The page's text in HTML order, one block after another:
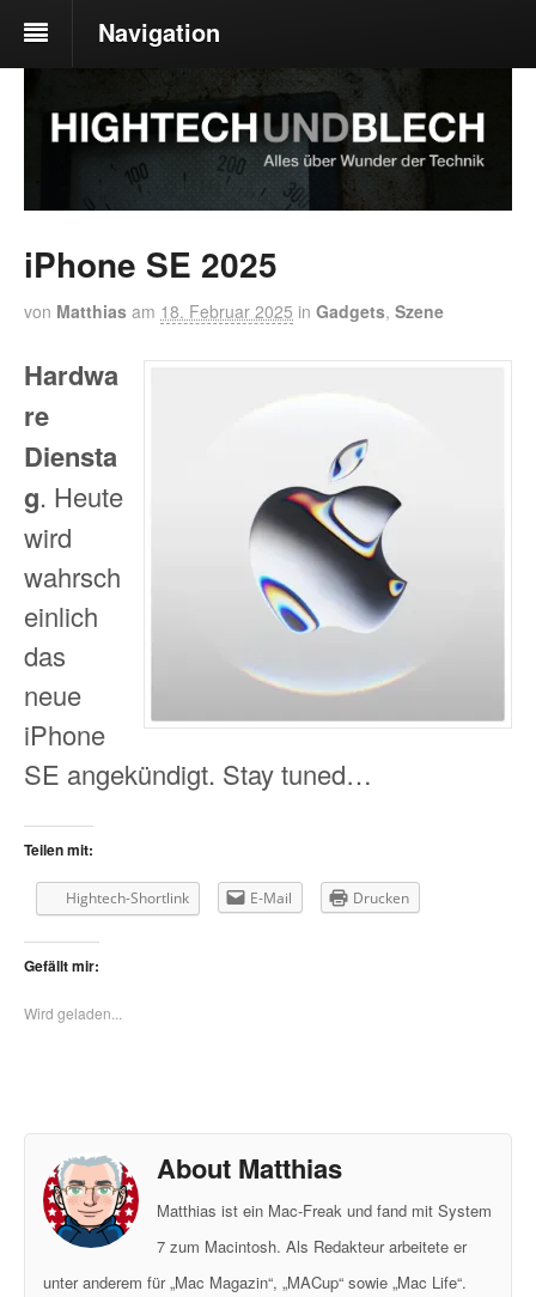
Navigation
iPhone SE 2025
von Matthias am 18. Februar 2025 in Gadgets, Szene
Hardwa
re
Diensta
g. Heute
wird
wahrsch
einlich
das
neue
iPhone
SE angekündigt. Stay tuned…
Teilen mit:
Hightech-Shortlink E-Mail Drucken
Gefällt mir:
Wird geladen...
About Matthias
Matthias ist ein Mac-Freak und fand mit System
7 zum Macintosh. Als Redakteur arbeitete er
unter anderem für „Mac Magazin“, „MACup“ sowie „Mac Life“.